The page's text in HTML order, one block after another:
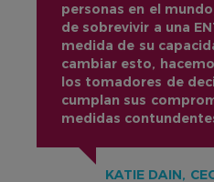
personas en el
de sobrevivir a una
medida de su
cambiar esto,
los tomadores de
cumplan sus
medidas
KATIE DAIN,